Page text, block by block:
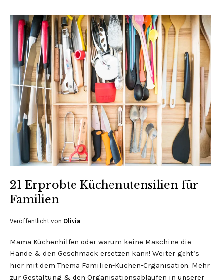
21 Erprobte Küchenutensilien für
Familien
Veröffentlicht von Olivia
Mama Küchenhilfen oder warum keine Maschine die
Hände & den Geschmack ersetzen kann! Weiter geht’s
hier mit dem Thema Familien-Küchen-Organisation. Mehr
zur Gestaltung & den Organisationsabläufen in unserer